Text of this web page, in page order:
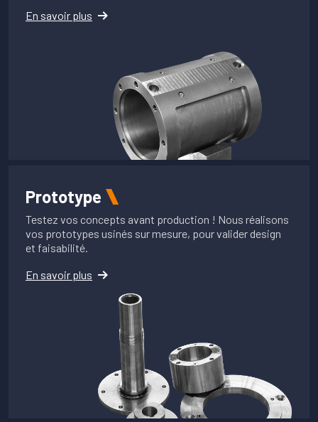
En savoir plus
Prototype
Testez vos concepts avant production ! Nous réalisons
vos prototypes usinés sur mesure, pour valider design
et faisabilité.
En savoir plus